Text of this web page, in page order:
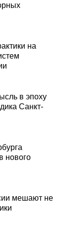
на
в эпоху
Санкт-
нового
мешают не